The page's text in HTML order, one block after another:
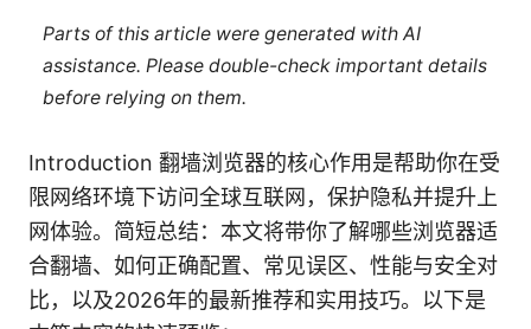
Parts of this article were generated with AI
assistance. Please double-check important details
before relying on them.
Introduction 翻墙浏览器的核心作用是帮助你在受
限网络环境下访问全球互联网，保护隐私并提升上
网体验。简短总结：本文将带你了解哪些浏览器适
合翻墙、如何正确配置、常见误区、性能与安全对
比，以及2026年的最新推荐和实用技巧。以下是